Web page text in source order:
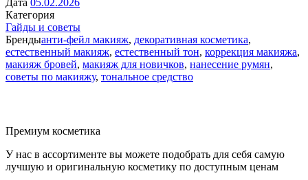
Категория
Гайды и советы
Брендыанти-фейл макияж, декоративная косметика,
естественный макияж, естественный тон, коррекция макияжа,
макияж бровей, макияж для новичков, нанесение румян,
советы по макияжу, тональное средство
Премиум косметика
У нас в ассортименте вы можете подобрать для себя самую
лучшую и оригинальную косметику по доступным ценам